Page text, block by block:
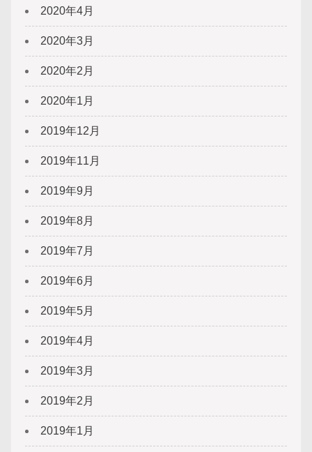
2020年4月
2020年3月
2020年2月
2020年1月
2019年12月
2019年11月
2019年9月
2019年8月
2019年7月
2019年6月
2019年5月
2019年4月
2019年3月
2019年2月
2019年1月